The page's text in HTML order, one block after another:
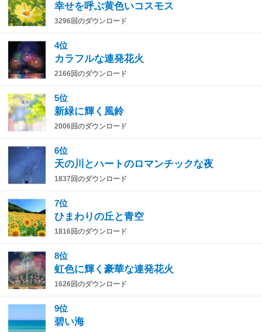
幸せを呼ぶ黄色いコスモス
3296回のダウンロード
4位
カラフルな連発花火
2166回のダウンロード
5位
新緑に輝く風鈴
2006回のダウンロード
6位
天の川とハートのロマンチックな夜
1837回のダウンロード
7位
ひまわりの丘と青空
1816回のダウンロード
8位
虹色に輝く豪華な連発花火
1626回のダウンロード
9位
碧い海